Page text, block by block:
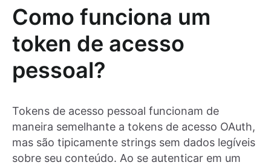
Como funciona um
token de acesso
pessoal?
Tokens de acesso pessoal funcionam de
maneira semelhante a tokens de acesso OAuth,
mas são tipicamente strings sem dados legíveis
sobre seu conteúdo. Ao se autenticar em um